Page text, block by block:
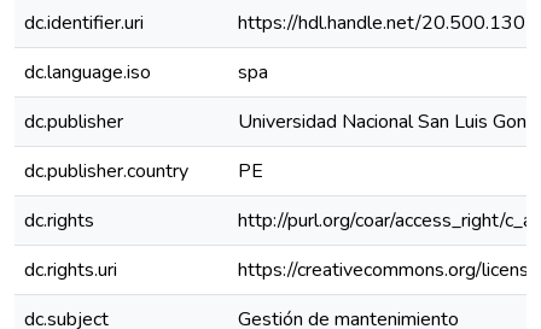
dc.identifier.uri
https://hdl.handle.net/
dc.language.iso
spa
dc.publisher
Universidad Nacional San Luis
dc.publisher.country
PE
dc.rights
http://purl.org/coar/access_right/
dc.rights.uri
https://creativecommons.org/
dc.subject
Gestión de mantenimiento